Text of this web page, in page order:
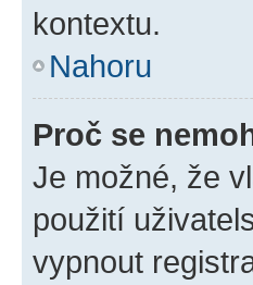
kontextu.
Nahoru
Proč se
Je možné, že
použití
vypnout